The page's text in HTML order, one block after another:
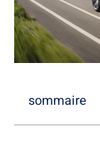
sommaire